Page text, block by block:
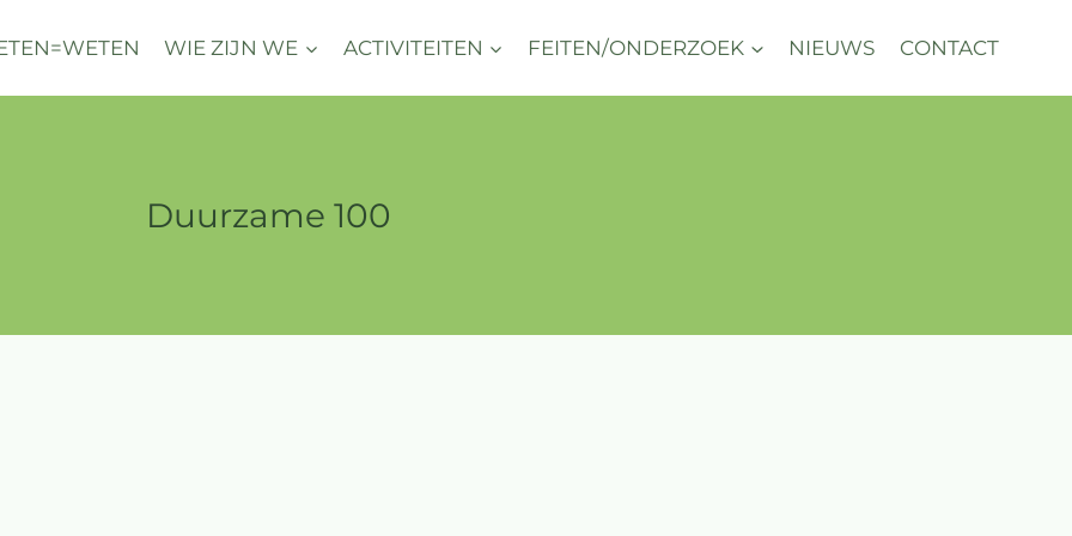
WIE ZIJN WE ACTIVITEITEN FEITEN/ONDERZOEK NIEUWS CONTACT
Duurzame 100